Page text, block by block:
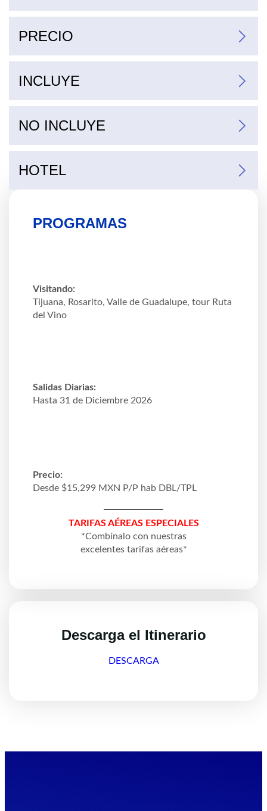
PRECIO
INCLUYE
NO INCLUYE
HOTEL
PROGRAMAS
Visitando:
Tijuana, Rosarito, Valle de Guadalupe, tour Ruta
del Vino
Salidas Diarias:
Hasta 31 de Diciembre 2026
Precio:
Desde $15,299 MXN P/P hab DBL/TPL
TARIFAS AÉREAS ESPECIALES
*Combínalo con nuestras
excelentes tarifas aéreas*
Descarga el Itinerario
DESCARGA